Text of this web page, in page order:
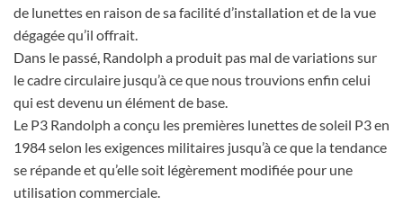
de lunettes en raison de sa facilité d’installation et de la vue
dégagée qu’il offrait.
Dans le passé, Randolph a produit pas mal de variations sur
le cadre circulaire jusqu’à ce que nous trouvions enfin celui
qui est devenu un élément de base.
Le P3 Randolph a conçu les premières lunettes de soleil P3 en
1984 selon les exigences militaires jusqu’à ce que la tendance
se répande et qu’elle soit légèrement modifiée pour une
utilisation commerciale.